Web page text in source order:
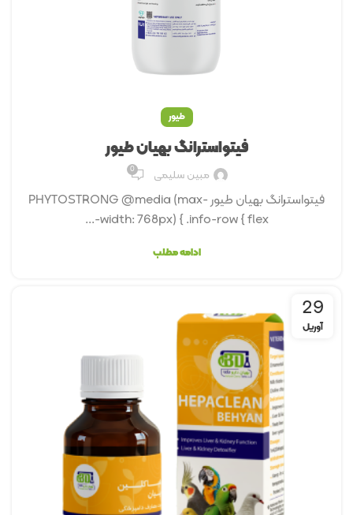
طیور
فیتواسترانگ بهیان طیور
مبین سلیمی 0
فیتواسترانگ بهیان طیور PHYTOSTRONG @media (max-
width: 768px) { .info-row { flex-...
ادامه مطلب
29
آوریل